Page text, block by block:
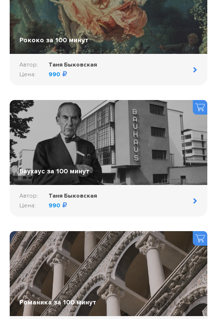
Рококо за 100 минут
Автор:
Таня Быковская
Цена:
990
Баухаус за 100 минут
Автор:
Таня Быковская
Цена:
990
Романика за 100 минут